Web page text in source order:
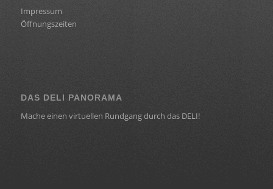
Impressum
Öffnungszeiten
DAS DELI PANORAMA
Mache einen virtuellen Rundgang durch das DELI!